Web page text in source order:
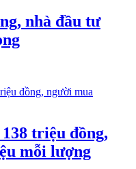
nhà đầu tư
triệu đồng,
mỗi lượng